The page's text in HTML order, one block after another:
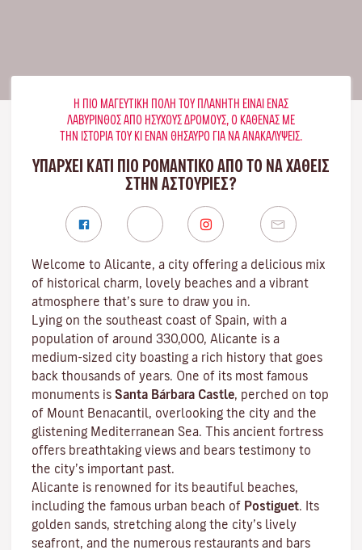
Η ΠΙΟ ΜΑΓΕΥΤΙΚΉ ΠΌΛΗ ΤΟΥ ΠΛΑΝΉΤΗ ΕΊΝΑΙ ΈΝΑΣ
ΛΑΒΎΡΙΝΘΟΣ ΑΠΌ ΉΣΥΧΟΥΣ ΔΡΌΜΟΥΣ, Ο ΚΑΘΈΝΑΣ ΜΕ
ΤΗΝ ΙΣΤΟΡΊΑ ΤΟΥ ΚΙ ΈΝΑΝ ΘΗΣΑΥΡΌ ΓΙΑ ΝΑ ΑΝΑΚΑΛΎΨΕΙΣ.
ΥΠΑΡΧΕΙ ΚΑΤΙ ΠΙΟ ΡΟΜΑΝΤΙΚΟ ΑΠΟ ΤΟ ΝΑ ΧΑΘΕΙΣ
ΣΤΗΝ ΑΣΤΟΎΡΙΕΣ?
Welcome to Alicante, a city offering a delicious mix
of historical charm, lovely beaches and a vibrant
atmosphere that’s sure to draw you in.
Lying on the southeast coast of Spain, with a
population of around 330,000, Alicante is a
medium-sized city boasting a rich history that goes
back thousands of years. One of its most famous
monuments is Santa Bárbara Castle, perched on top
of Mount Benacantil, overlooking the city and the
glistening Mediterranean Sea. This ancient fortress
offers breathtaking views and bears testimony to
the city’s important past.
Alicante is renowned for its beautiful beaches,
including the famous urban beach of Postiguet. Its
golden sands, stretching along the city’s lively
seafront, and the numerous restaurants and bars